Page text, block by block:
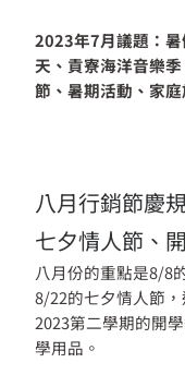
2023年7月議題：
天、貢寮海洋音樂
節、暑期活動、家
八月行銷節慶
七夕情人節、
八月份的重點是8/8
8/22的七夕情人節
2023第二學期的開
學用品。